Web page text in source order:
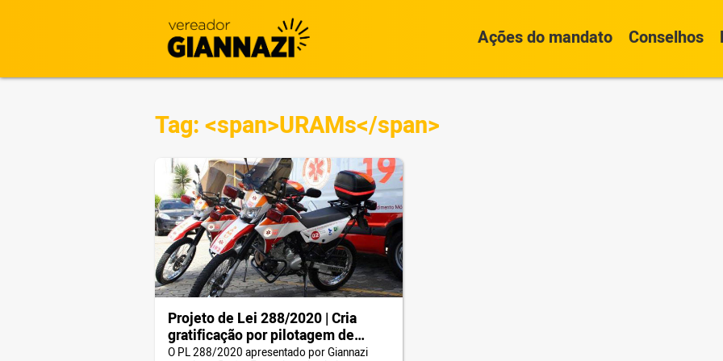
Ações do mandato Conselhos
Tag: <span>URAMs</span>
Projeto de Lei 288/2020 | Cria
gratificação por pilotagem de
motolância aos profissionais do
O PL 288/2020 apresentado por Giannazi